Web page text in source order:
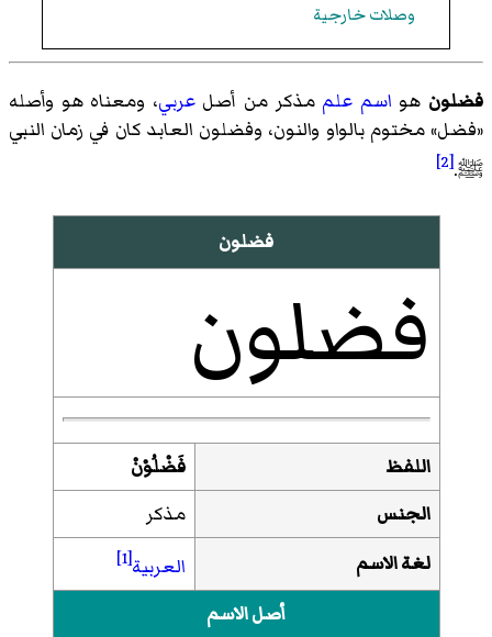
وصلات خارجية
فضلون هو اسم علم مذكر من أصلعربي، ومعناه هو وأصله
«فضل» مختوم بالواو والنون، وفضلون العابد كان في زمان النبي
ﷺ.
[2]
فضلون
فضلون
اللفظ
فَضْلُوْنْ
الجنس
مذكر
لغة الاسم
العربية[1]
أصل الاسم